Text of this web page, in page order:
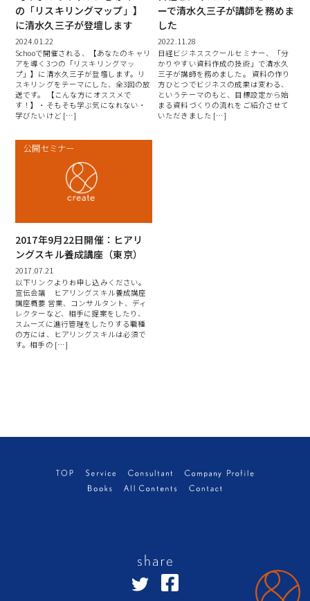
の「リスキリングマップ」】
に清水久三子が登壇します
2024.01.22
Schooで開催される、【あなたのキャリ
アを導く3つの「リスキリングマッ
プ」】に清水久三子が登壇します。リ
スキリングをテーマにした、全3回の放
送です。 【こんな方にオススメで
す！】・そもそも学ぶ気になれない・
学びたいけど […]
ーで清水久三子が講師を務めま
した
2022.11.28
日経ビジネススクールセミナー、「分
かりやすい資料作成の技術」で清水久
三子が講師を務めました。 資料の作り
方ひとつでビジネスの成果は変わる、
というテーマのもと、目標設定から始
まる資料づくりの流れをご紹介させて
いただきました […]
公開セミナー
2017年9月22日開催：ヒアリ
ングスキル養成講座（東京）
2017.07.21
以下リンクよりお申し込みください。
宣伝会議 ヒアリングスキル養成講座
講座概要 営業、コンサルタント、ディ
レクターなど、相手に提案をしたり、
スムーズに進行管理をしたりする職種
の方には、ヒアリングスキルは必須で
す。相手の […]